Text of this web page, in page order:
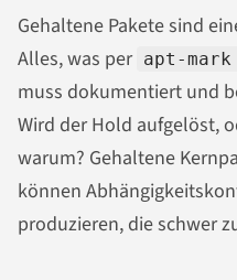
Gehaltene Pakete sind
Alles, was per apt-
muss dokumentiert und
Wird der Hold aufgelöst,
warum? Gehaltene
können
produzieren, die schwer